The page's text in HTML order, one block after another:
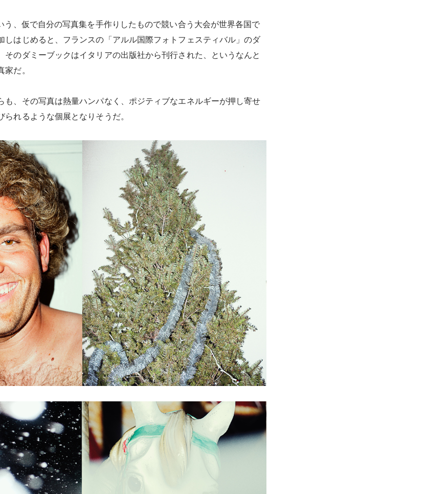
う、仮で自分の写真集を手作りしたもので競い合う大会が世界各国で
しはじめると、フランスの「アルル国際フォトフェスティバル」のダ
そのダミーブックはイタリアの出版社から刊行された、というなんと
だ。
も、その写真は熱量ハンパなく、ポジティブなエネルギーが押し寄せ
れるような個展となりそうだ。